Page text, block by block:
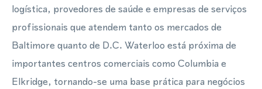
logística, provedores de saúde e empresas de serviços
profissionais que atendem tanto os mercados de
Baltimore quanto de D.C. Waterloo está próxima de
importantes centros comerciais como Columbia e
Elkridge, tornando-se uma base prática para negócios